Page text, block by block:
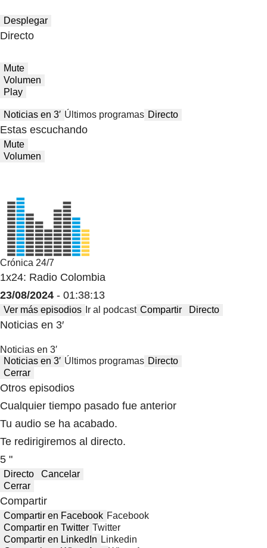
Desplegar
Directo
Mute
Volumen
Play
Noticias en 3′ Últimos programas Directo
Estas escuchando
Mute
Volumen
Crónica 24/7
1x24: Radio Colombia
23/08/2024 - 01:38:13
Ver más episodios Ir al podcast Compartir Directo
Noticias en 3′
Noticias en 3′
Noticias en 3′ Últimos programas Directo
Cerrar
Otros episodios
Cualquier tiempo pasado fue anterior
Tu audio se ha acabado.
Te redirigiremos al directo.
5 "
Directo
Cancelar
Cerrar
Compartir
Compartir en Facebook Facebook
Compartir en Twitter Twitter
Compartir en LinkedIn Linkedin